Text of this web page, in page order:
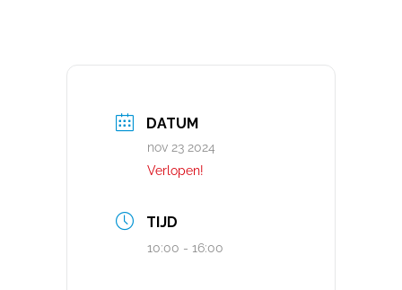
DATUM
nov 23 2024
Verlopen!
TIJD
10:00 - 16:00